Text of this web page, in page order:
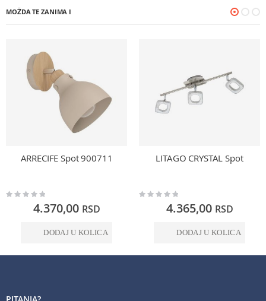
MOŽDA TE ZANIMA I
ARRECIFE Spot 900711
Rating:
4.370,00 RSD
DODAJ U KOLICA
LITAGO CRYSTAL Spot
Rating:
4.365,00 RSD
DODAJ U KOLICA